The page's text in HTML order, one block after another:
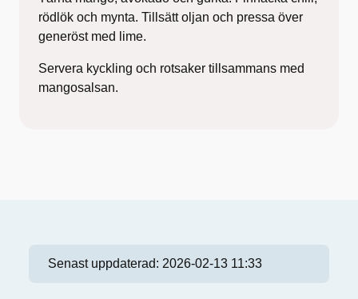
rödlök och mynta. Tillsätt oljan och pressa över
generöst med lime.
Servera kyckling och rotsaker tillsammans med
mangosalsan.
Senast uppdaterad: 2026-02-13 11:33